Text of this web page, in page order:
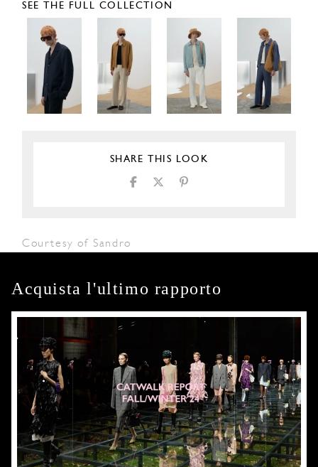
SEE THE FULL COLLECTION
SHARE THIS LOOK
Courtesy of Sandro
Acquista l'ultimo rapporto